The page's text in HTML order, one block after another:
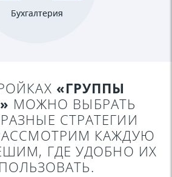
«ГРУППЫ
МОЖНО ВЫБРАТЬ
СТРАТЕГИИ
КАЖДУЮ
ГДЕ УДОБНО ИХ